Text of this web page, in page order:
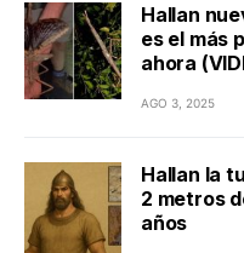
Hallan
es el más
ahora
AGO 3, 2025
Hallan la
2 metros
años